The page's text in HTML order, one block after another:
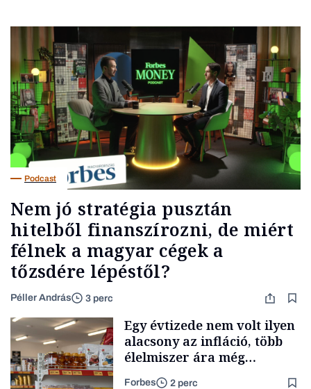
Podcast
Nem jó stratégia pusztán
hitelből finanszírozni, de miért
félnek a magyar cégek a
tőzsdére lépéstől?
Péller András 3 perc
Egy évtizede nem volt ilyen
alacsony az infláció, több
élelmiszer ára még
rohamosan csökken is
Forbes 2 perc